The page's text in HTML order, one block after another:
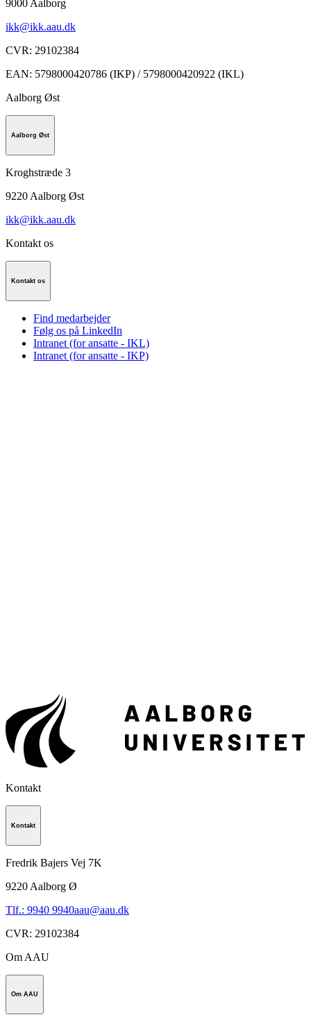
9000 Aalborg
ikk@ikk.aau.dk
CVR: 29102384
EAN: 5798000420786 (IKP) / 5798000420922 (IKL)
Aalborg Øst
Aalborg Øst
Kroghstræde 3
9220 Aalborg Øst
ikk@ikk.aau.dk
Kontakt os
Kontakt os
Find medarbejder
Følg os på LinkedIn
Intranet (for ansatte - IKL)
Intranet (for ansatte - IKP)
Kontakt
Kontakt
Fredrik Bajers Vej 7K
9220 Aalborg Ø
Tlf.: 9940 9940aau@aau.dk
CVR: 29102384
Om AAU
Om AAU